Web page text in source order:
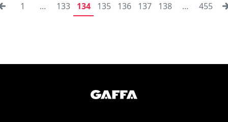
1 ... 133 134 135 136 137 138 ... 455